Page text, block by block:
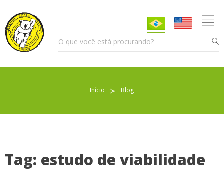
Início ≻ Blog
Tag: estudo de viabilidade